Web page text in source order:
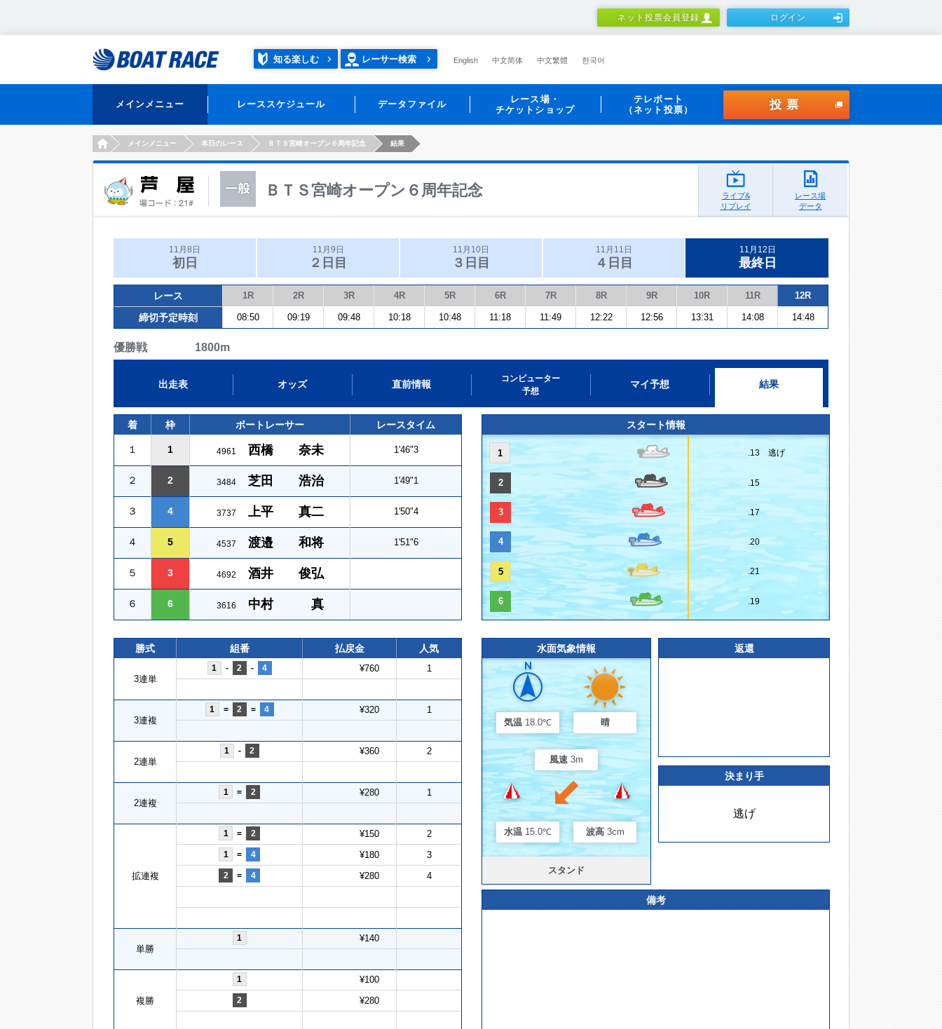
ネット投票会員登録 ログイン
知る楽しむ レーサー検索 English 中文简体 中文繁體 한국어
メインメニュー レーススケジュール データファイル
レース場・
チケットショップ
テレボート
（ネット投票）
投票
HOMEメインメニュー 本日のレース ＢＴＳ宮崎オープン６周年記念 結果
ＢＴＳ宮崎オープン６周年記念
ライブ&
リプレイ
レース場
データ
11月8日
初日
11月9日
２日目
11月10日
３日目
11月11日
４日目
11月12日
最終日
レース 1R 2R 3R 4R 5R 6R 7R 8R 9R 10R 11R 12R
締切予定時刻 08:50 09:19 09:48 10:18 10:48 11:18 11:49 12:22 12:56 13:31 14:08 14:48
優勝戦 1800m
出走表 オッズ 直前情報
コンピューター
予想
マイ予想 結果
着 枠 ボートレーサー レースタイム
１ 1 4961 西橋 奈未 1'46"3
２ 2 3484 芝田 浩治 1'49"1
３ 4 3737 上平 真二 1'50"4
４ 5 4537 渡邉 和将 1'51"6
５ 3 4692 酒井 俊弘
６ 6 3616 中村 真
スタート情報
1 .13 逃げ
2 .15
3 .17
4 .20
5 .21
6 .19
勝式 組番 払戻金 人気
3連単
1 - 2 - 4 ¥760 1
3連複
1 = 2 = 4 ¥320 1
2連単
1 - 2 ¥360 2
2連複
1 = 2 ¥280 1
拡連複
1 = 2 ¥150 2
1 = 4 ¥180 3
2 = 4 ¥280 4
単勝
1 ¥140
複勝
1 ¥100
2 ¥280
水面気象情報
気温 18.0℃ 晴
風速 3m
水温 15.0℃ 波高 3cm
スタンド
返還
決まり手
逃げ
備考